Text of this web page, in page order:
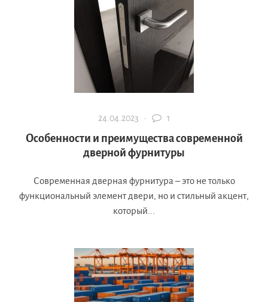
24.04.2023 · 1
Особенности и преимущества современной
дверной фурнитуры
Современная дверная фурнитура – это не только
функциональный элемент двери, но и стильный акцент,
который...